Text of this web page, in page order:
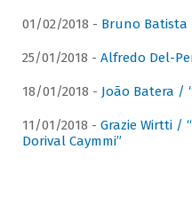
01/02/2018 - Bruno Batista
25/01/2018 - Alfredo Del-
18/01/2018 - João Batera /
11/01/2018 - Grazie Wirtti /
Dorival Caymmi”